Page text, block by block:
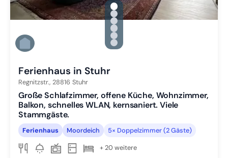
gallery.slide_selector
Zu Slide 1 wechseln
Zu Slide 2 wechseln
Zu Slide 3 wechseln
Zu Slide 4 wechseln
Zu Slide 5 wechseln
Zu Slide 6 wechseln
Ferienhaus in Stuhr
Regnitzstr., 28816 Stuhr
Große Schlafzimmer, offene Küche, Wohnzimmer,
Balkon, schnelles WLAN, kernsaniert. Viele
Stammgäste.
Ferienhaus Moordeich 5× Doppelzimmer (2 Gäste)
+ 20 weitere